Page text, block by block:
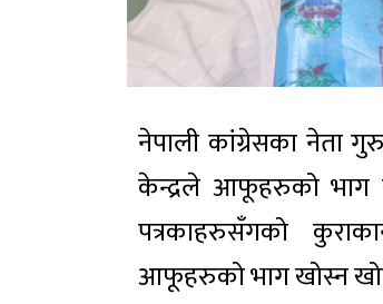
नेपाली कांग्रेसका नेता
केन्द्रले आफूहरुको भाग
पत्रकाहरुसँगको
आफूहरुको भाग खोस्न